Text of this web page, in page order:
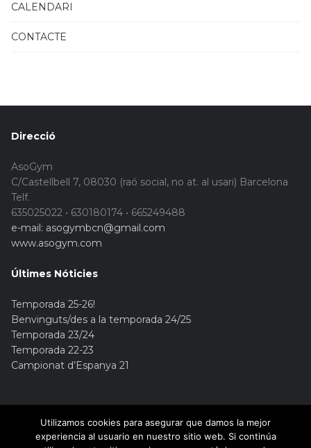
CALENDARI
CONTACTE
Direcció
AsoGym
C/Castellbell 7, 08030 (raó social, no at. al usari) Barcelona
Telf.
635025022 • 630180174 • 665249488
e-mail: asogymbcn@gmail.com
www.asogym.com
Últimes Nóticies
Temporada 25-26!
Benvinguts/des a la temporada 24/25
Temporada 23/24
Temporada 22-23
Campionat d’Espanya 21
Utilizamos cookies para asegurar que damos la mejor
experiencia al usuario en nuestro sitio web. Si continúa